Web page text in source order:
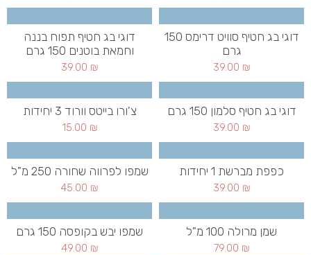
דוגי בג חטיף סוויט דרימס 150
גרם
39.00 ₪
דוגי בג חטיף תפוח בננה
וחמאת בוטנים 150 גרם
39.00 ₪
דוגי בג חטיף סלמון 150 גרם
39.00 ₪
צ'ורו בייטס וורוד 3 יחידות
15.00 ₪
כפפת מברשת 1 יחידות
39.00 ₪
שמפו לפרווה שחורה 250 מ"ל
45.00 ₪
שמן מרולה 100 מ"ל
79.00 ₪
שמפו יבש בקופסה 150 גרם
49.00 ₪